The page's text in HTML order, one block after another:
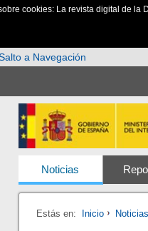
cookies: La revista digital de
a Navegación
Noticias
Estás en: Inicio Noticias